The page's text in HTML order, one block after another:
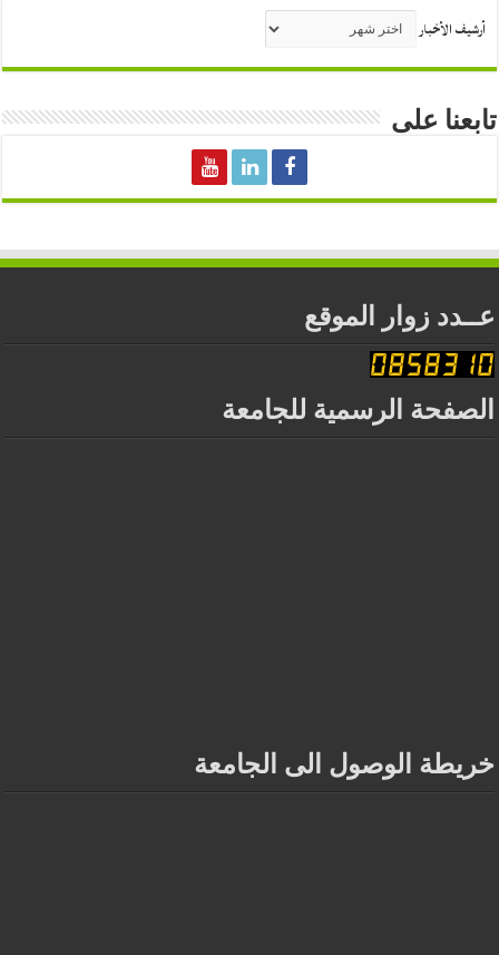
أرشيف الأخبار
تابعنا على
عــدد زوار الموقع
الصفحة الرسمية للجامعة
خريطة الوصول الى الجامعة